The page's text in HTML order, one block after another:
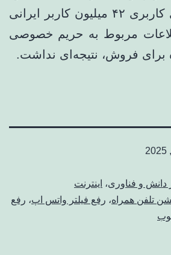
تلفن و شناسه‌های کاربری ۴۲ میلیون کاربر ایرانی
مربوط به حریم خصوصی
برای فروش، نتیجه‌ای نداشت.
دانش و فناوری، اینترنت
تلفن همراه، رفع فیلتر واتس اپ، رفع